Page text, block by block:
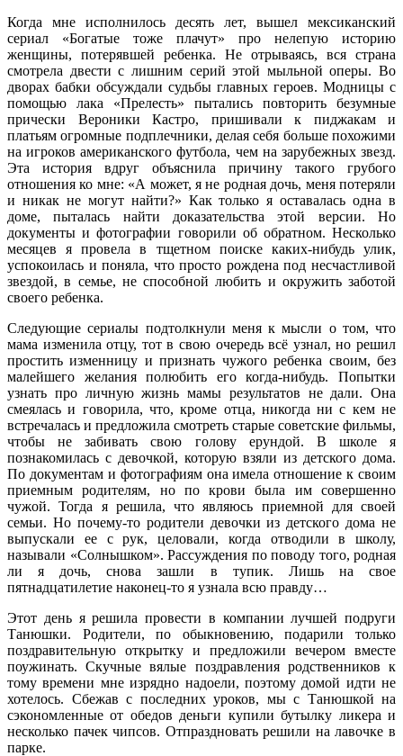
Когда мне исполнилось десять лет, вышел мексиканский
сериал «Богатые тоже плачут» про нелепую историю
женщины, потерявшей ребенка. Не отрываясь, вся страна
смотрела двести с лишним серий этой мыльной оперы. Во
дворах бабки обсуждали судьбы главных героев. Модницы с
помощью лака «Прелесть» пытались повторить безумные
прически Вероники Кастро, пришивали к пиджакам и
платьям огромные подплечники, делая себя больше похожими
на игроков американского футбола, чем на зарубежных звезд.
Эта история вдруг объяснила причину такого грубого
отношения ко мне: «А может, я не родная дочь, меня потеряли
и никак не могут найти?» Как только я оставалась одна в
доме, пыталась найти доказательства этой версии. Но
документы и фотографии говорили об обратном. Несколько
месяцев я провела в тщетном поиске каких-нибудь улик,
успокоилась и поняла, что просто рождена под несчастливой
звездой, в семье, не способной любить и окружить заботой
своего ребенка.
Следующие сериалы подтолкнули меня к мысли о том, что
мама изменила отцу, тот в свою очередь всё узнал, но решил
простить изменницу и признать чужого ребенка своим, без
малейшего желания полюбить его когда-нибудь. Попытки
узнать про личную жизнь мамы результатов не дали. Она
смеялась и говорила, что, кроме отца, никогда ни с кем не
встречалась и предложила смотреть старые советские фильмы,
чтобы не забивать свою голову ерундой. В школе я
познакомилась с девочкой, которую взяли из детского дома.
По документам и фотографиям она имела отношение к своим
приемным родителям, но по крови была им совершенно
чужой. Тогда я решила, что являюсь приемной для своей
семьи. Но почему-то родители девочки из детского дома не
выпускали ее с рук, целовали, когда отводили в школу,
называли «Солнышком». Рассуждения по поводу того, родная
ли я дочь, снова зашли в тупик. Лишь на свое
пятнадцатилетие наконец-то я узнала всю правду…
Этот день я решила провести в компании лучшей подруги
Танюшки. Родители, по обыкновению, подарили только
поздравительную открытку и предложили вечером вместе
поужинать. Скучные вялые поздравления родственников к
тому времени мне изрядно надоели, поэтому домой идти не
хотелось. Сбежав с последних уроков, мы с Танюшкой на
сэкономленные от обедов деньги купили бутылку ликера и
несколько пачек чипсов. Отпраздновать решили на лавочке в
парке.